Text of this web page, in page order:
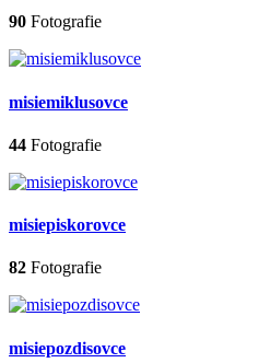
90 Fotografie
misiemiklusovce
44 Fotografie
misiepiskorovce
82 Fotografie
misiepozdisovce